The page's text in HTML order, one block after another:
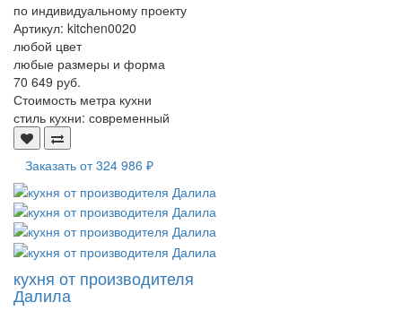
по индивидуальному проекту
Артикул: kitchen0020
любой цвет
любые размеры и форма
70 649 руб.
Стоимость метра кухни
стиль кухни: современный
Заказать от324 986 ₽
кухня от производителя
Далила